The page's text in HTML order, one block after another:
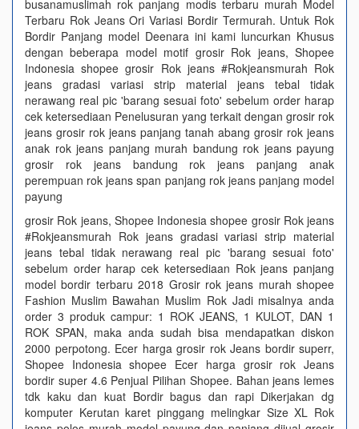
busanamuslimah rok panjang modis terbaru murah Model
Terbaru Rok Jeans Ori Variasi Bordir Termurah. Untuk Rok
Bordir Panjang model Deenara ini kami luncurkan Khusus
dengan beberapa model motif grosir Rok jeans, Shopee
Indonesia shopee grosir Rok jeans #Rokjeansmurah Rok
jeans gradasi variasi strip material jeans tebal tidak
nerawang real pic 'barang sesuai foto' sebelum order harap
cek ketersediaan Penelusuran yang terkait dengan grosir rok
jeans grosir rok jeans panjang tanah abang grosir rok jeans
anak rok jeans panjang murah bandung rok jeans payung
grosir rok jeans bandung rok jeans panjang anak
perempuan rok jeans span panjang rok jeans panjang model
payung
grosir Rok jeans, Shopee Indonesia shopee grosir Rok jeans
#Rokjeansmurah Rok jeans gradasi variasi strip material
jeans tebal tidak nerawang real pic 'barang sesuai foto'
sebelum order harap cek ketersediaan Rok jeans panjang
model bordir terbaru 2018 Grosir rok jeans murah shopee
Fashion Muslim Bawahan Muslim Rok Jadi misalnya anda
order 3 produk campur: 1 ROK JEANS, 1 KULOT, DAN 1
ROK SPAN, maka anda sudah bisa mendapatkan diskon
2000 perpotong. Ecer harga grosir rok Jeans bordir superr,
Shopee Indonesia shopee Ecer harga grosir rok Jeans
bordir super 4.6 Penjual Pilihan Shopee. Bahan jeans lemes
tdk kaku dan kuat Bordir bagus dan rapi Dikerjakan dg
komputer Kerutan karet pinggang melingkar Size XL Rok